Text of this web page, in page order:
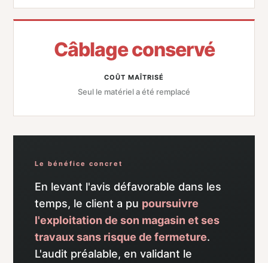
Câblage conservé
COÛT MAÎTRISÉ
Seul le matériel a été remplacé
Le bénéfice concret
En levant l'avis défavorable dans les
temps, le client a pu poursuivre
l'exploitation de son magasin et ses
travaux sans risque de fermeture.
L'audit préalable, en validant le